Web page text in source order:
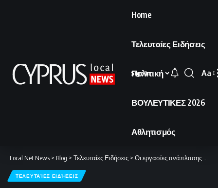
Home
Τελευταίες Ειδήσεις
Πολιτική
ΒΟΥΛΕΥΤΙΚΕΣ 2026
Αθλητισμός
Sign In
Font
Aa
Local Net News > Blog > Τελευταίες Ειδήσεις > Οι εργασίες ανάπλασης στην περίκλειστη περιοχή της Αμμοχώστου
ΤΕΛΕΥΤΑΊΕΣ ΕΙΔΉΣΕΙΣ